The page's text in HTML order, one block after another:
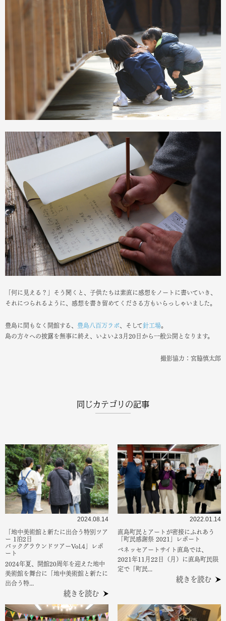
「何に見える？」そう聞くと、子供たちは素直に感想をノートに書いていき、
それにつられるように、感想を書き留めてくださる方もいらっしゃいました。
豊島に間もなく開館する、 豊島八百万ラボ 、そして針工場。
島の方々への披露を無事に終え、いよいよ3月20日から一般公開となります。
撮影協力：宮脇慎太郎
同じカテゴリの記事
2024.08.14
「地中美術館と新たに出合う特別ツア
ー 1泊2日
バックグラウンドツアーVol.4」レポ
ート
2024年夏、開館20周年を迎えた地中
美術館を舞台に「地中美術館と新たに
出合う特...
続きを読む
2022.01.14
直島町民とアートが密接にふれあう
「町民感謝祭 2021」レポート
ベネッセアートサイト直島では、
2021年11月22日（月）に直島町民限
定で「町民...
続きを読む